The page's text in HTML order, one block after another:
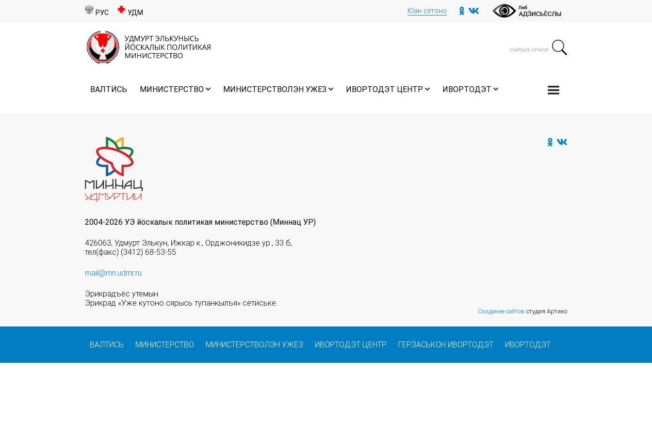
РУС УДМ Юан сётоно
ВАЛТӤСЬ МИНИСТЕРСТВО МИНИСТЕРСТВОЛЭН УЖЕЗ ИВОРТОДЭТ ЦЕНТР ИВОРТОДЭТ
2004-2026 УЭ йöскалык политикая министерство (Миннац УР)
426063, Удмурт Элькун, Ижкар к., Орджоникидзе ур., 33 б,
тел(факс) (3412) 68-53-55
mail@mn.udmr.ru
Эрикрадъёс утемын.
Эрикрад «Уже кутоно сярысь тупанкылъя» сётӥське.
Создание сайтов студия Артико
ВАЛТӤСЬ МИНИСТЕРСТВО МИНИСТЕРСТВОЛЭН УЖЕЗ ИВОРТОДЭТ ЦЕНТР ГЕРӞАСЬКОН ИВОРТОДЭТ ИВОРТОДЭТ